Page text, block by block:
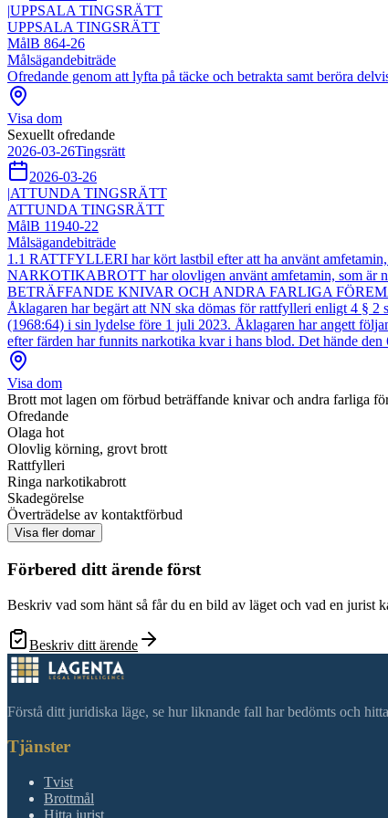
|UPPSALA TINGSRÄTT
UPPSALA TINGSRÄTT
MålB 864-26
Målsägandebiträde
Ofredande genom att lyfta på täcke och betrakta samt beröra
Visa dom
Sexuellt ofredande
2026-03-26Tingsrätt
2026-03-26
|ATTUNDA TINGSRÄTT
ATTUNDA TINGSRÄTT
MålB 11940-22
Målsägandebiträde
1.1 RATTFYLLERI har kört lastbil efter att ha använt
NARKOTIKABROTT har olovligen använt amfetamin, som är
BETRÄFFANDE KNIVAR OCH ANDRA FARLIGA FÖREMÅL
Åklagaren har begärt att NN ska dömas för rattfylleri enligt 4 §
(1968:64) i sin lydelse före 1 juli 2023. Åklagaren har angett
efter färden har funnits narkotika kvar i hans blod. Det hände
Visa dom
Brott mot lagen om förbud beträffande knivar och andra farliga
Ofredande
Olaga hot
Olovlig körning, grovt brott
Rattfylleri
Ringa narkotikabrott
Skadegörelse
Överträdelse av kontaktförbud
Visa fler domar
Förbered ditt ärende först
Beskriv vad som hänt så får du en bild av läget och vad en jurist
Beskriv ditt ärende
Förstå ditt juridiska läge, se hur liknande fall har bedömts och
Tjänster
Tvist
Brottmål
Hitta jurist